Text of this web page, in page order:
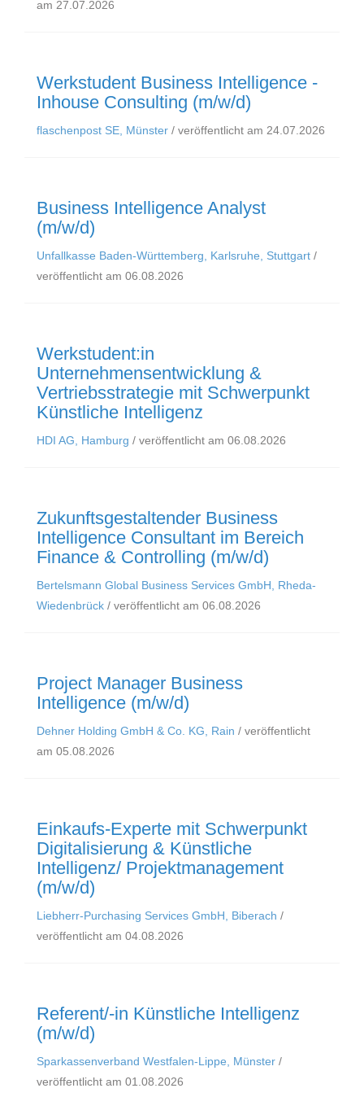
am 27.07.2026
Werkstudent Business Intelligence -
Inhouse Consulting (m/w/d)
flaschenpost SE, Münster / veröffentlicht am 24.07.2026
Business Intelligence Analyst
(m/w/d)
Unfallkasse Baden-Württemberg, Karlsruhe, Stuttgart /
veröffentlicht am 06.08.2026
Werkstudent:in
Unternehmensentwicklung &
Vertriebsstrategie mit Schwerpunkt
Künstliche Intelligenz
HDI AG, Hamburg / veröffentlicht am 06.08.2026
Zukunftsgestaltender Business
Intelligence Consultant im Bereich
Finance & Controlling (m/w/d)
Bertelsmann Global Business Services GmbH, Rheda-
Wiedenbrück / veröffentlicht am 06.08.2026
Project Manager Business
Intelligence (m/w/d)
Dehner Holding GmbH & Co. KG, Rain / veröffentlicht
am 05.08.2026
Einkaufs-Experte mit Schwerpunkt
Digitalisierung & Künstliche
Intelligenz/ Projektmanagement
(m/w/d)
Liebherr-Purchasing Services GmbH, Biberach /
veröffentlicht am 04.08.2026
Referent/-in Künstliche Intelligenz
(m/w/d)
Sparkassenverband Westfalen-Lippe, Münster /
veröffentlicht am 01.08.2026